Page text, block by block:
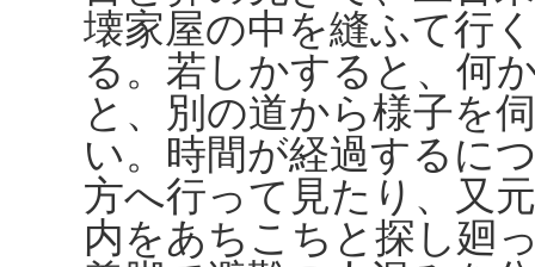
壊家屋の中を縫ふて行
る。若しかすると、何
と、別の道から様子を
い。時間が経過するに
方へ行って見たり、又
内をあちこちと探し廻